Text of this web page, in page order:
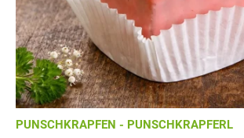
PUNSCHKRAPFEN - PUNSCHKRAPFERL